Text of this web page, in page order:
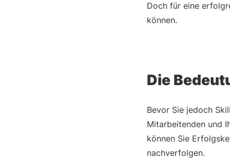
Doch für eine
können.
Die
Bevor Sie jedoch
Mitarbeitenden und
können Sie
nachverfolgen.